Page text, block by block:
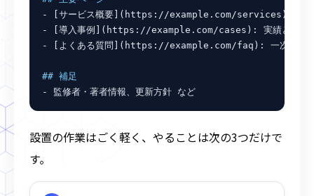
- [サービス概要](https://example.com/services): 提供
- [導入事例](https://example.com/cases): 実績と成果
- [よくある質問](https://example.com/faq): 一次情報の
## 補足
- 監修者・著者情報、更新方針 など
設置の作業はごく軽く、やることは次の3つだけで
す。